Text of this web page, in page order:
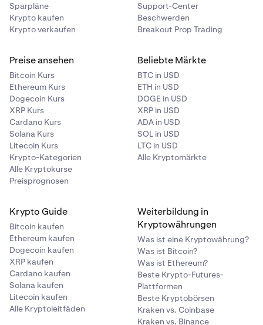
Sparpläne
Krypto kaufen
Krypto verkaufen
Support-Center
Beschwerden
Breakout Prop Trading
Preise ansehen
Bitcoin Kurs
Ethereum Kurs
Dogecoin Kurs
XRP Kurs
Cardano Kurs
Solana Kurs
Litecoin Kurs
Krypto-Kategorien
Alle Kryptokurse
Preisprognosen
Beliebte Märkte
BTC in USD
ETH in USD
DOGE in USD
XRP in USD
ADA in USD
SOL in USD
LTC in USD
Alle Kryptomärkte
Krypto Guide
Bitcoin kaufen
Ethereum kaufen
Dogecoin kaufen
XRP kaufen
Cardano kaufen
Solana kaufen
Litecoin kaufen
Alle Kryptoleitfäden
Weiterbildung in
Kryptowährungen
Was ist eine Kryptowährung?
Was ist Bitcoin?
Was ist Ethereum?
Beste Krypto-Futures-
Plattformen
Beste Kryptobörsen
Kraken vs. Coinbase
Kraken vs. Binance